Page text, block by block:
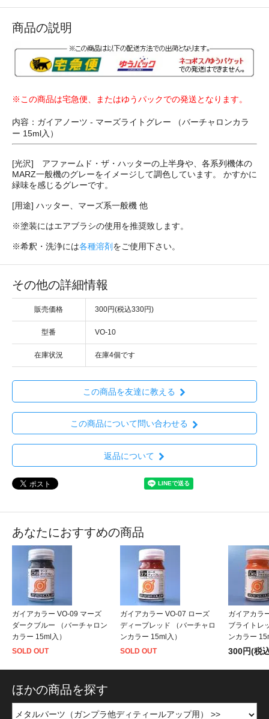
商品の説明
※この商品は宅急便、またはゆうパックでの発送となります。
内容：ガイアノーツ - マーズライトグレー （バーチャロンカラ
ー 15ml入）
[光沢] アファームド・ザ・ハッターの上半身や、各系列機体の
MARZ一般機のグレーをイメージして調色しています。 かすかに
緑味を感じるグレーです。
[用途] ハッター、マーズ系一般機 他
※塗装にはエアブラシの使用を推奨致します。
※希釈・洗浄には各種溶剤 をご使用下さい。
その他の詳細情報
販売価格 300円(税込330円)
型番 VO-10
在庫状況 在庫4個です
この商品を友達に教える
この商品について問い合わせる
返品について
あなたにおすすめの商品
ガイアカラー VO-09 マーズ
ダークブルー （バーチャロン
カラー 15ml入）
SOLD OUT
ガイアカラー VO-07 ローズ
ディープレッド （バーチャロ
ンカラー 15ml入）
SOLD OUT
ガイアカラ
ブライトレ
ンカラー
300円(税
ほかの商品を探す